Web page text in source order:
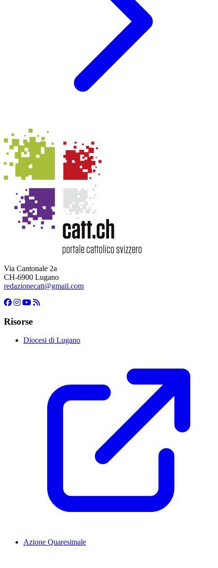
Via Cantonale 2a
CH-6900 Lugano
redazionecatt@gmail.com
Risorse
Diocesi di Lugano
Azione Quaresimale